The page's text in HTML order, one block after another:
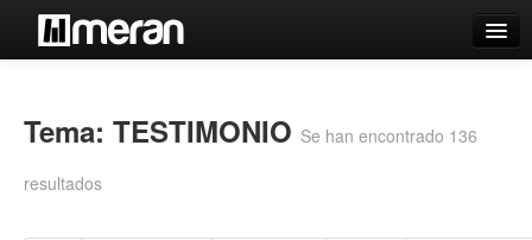
Búsqueda Avanzada
Tema: TESTIMONIO Se han encontrado 136
resultados